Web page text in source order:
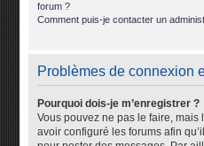
forum ?
Comment puis-je contacter un
Problèmes de connexion
Pourquoi dois-je m’enregistrer ?
Vous pouvez ne pas le faire, mais
avoir configuré les forums afin